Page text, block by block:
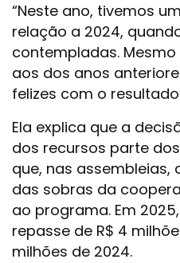
“Neste ano, tivemos
relação a 2024,
contempladas.
aos dos anos
felizes com o
Ela explica que a
dos recursos parte
que, nas assembleias,
das sobras da
ao programa. Em
repasse de R$ 4
milhões de 2024.